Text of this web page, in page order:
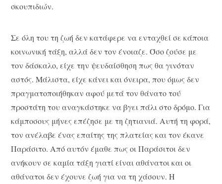
σκουπιδιών.
Σε όλη του τη ζωή δεν κατάφερε να ενταχθεί σε κάποια
κοινωνική τάξη, αλλά δεν τον ένοιαζε. Όσο ζούσε με
τον δάσκαλο, είχε την ψευδαίσθηση πως θα γινόταν
αστός. Μάλιστα, είχε κάνει και όνειρα, που όμως δεν
πραγματοποιήθηκαν αφού μετά τον θάνατο τού
προστάτη του αναγκάστηκε να βγει πάλι στο δρόμο. Για
κάμποσους μήνες επέζησε με τη ζητιανιά. Αυτή τη φορά,
τον ανέλαβε ένας επαίτης της πλατείας και τον έκανε
Παράσιτο. Από αυτόν έμαθε πως οι Παράσιτοι δεν
ανήκουν σε καμία τάξη γιατί είναι αθάνατοι και οι
αθάνατοι δεν έχουνε ζωή για να τη χάσουν. Η